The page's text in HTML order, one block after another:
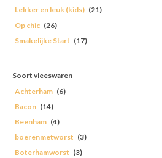
Lekker en leuk (kids) (21)
Op chic (26)
Smakelijke Start (17)
Soort vleeswaren
Achterham (6)
Bacon (14)
Beenham (4)
boerenmetworst (3)
Boterhamworst (3)